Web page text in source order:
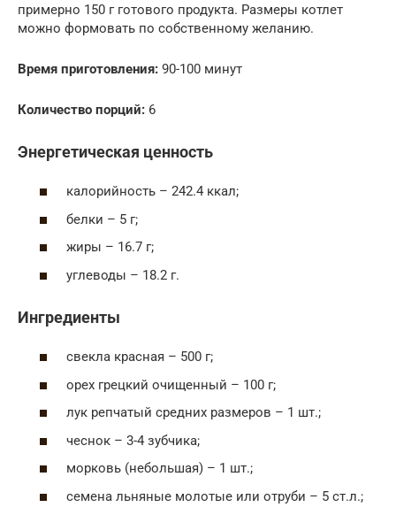
примерно 150 г готового продукта. Размеры котлет
можно формовать по собственному желанию.
Время приготовления: 90-100 минут
Количество порций: 6
Энергетическая ценность
калорийность – 242.4 ккал;
белки – 5 г;
жиры – 16.7 г;
углеводы – 18.2 г.
Ингредиенты
свекла красная – 500 г;
орех грецкий очищенный – 100 г;
лук репчатый средних размеров – 1 шт.;
чеснок – 3-4 зубчика;
морковь (небольшая) – 1 шт.;
семена льняные молотые или отруби – 5 ст.л.;